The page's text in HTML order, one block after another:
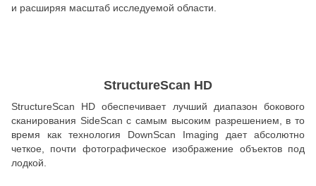
и расширяя масштаб исследуемой области.
StructureScan HD
StructureScan HD обеспечивает лучший диапазон бокового
сканирования SideScan с самым высоким разрешением, в то
время как технология DownScan Imaging дает абсолютно
четкое, почти фотографическое изображение объектов под
лодкой.